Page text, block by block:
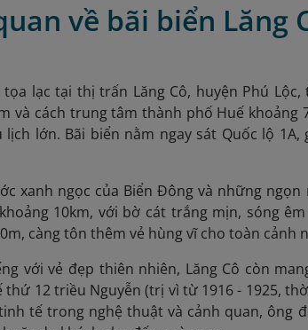
về bãi biển Lăng
tọa lạc tại thị trấn Lăng Cô, huyện Phú
và cách trung tâm thành phố Huế
lớn. Bãi biển nằm ngay sát Quốc lộ
xanh ngọc của Biển Đông và những
10km, với bờ cát trắng mịn, sóng
càng tôn thêm vẻ hùng vĩ cho toàn cảnh
với vẻ đẹp thiên nhiên, Lăng Cô còn
12 triều Nguyễn (trị vì từ 1916 - 1925,
tế trong nghệ thuật và cảnh quan, ông